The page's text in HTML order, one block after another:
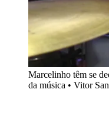
Marcelinho têm se
da música • Vitor